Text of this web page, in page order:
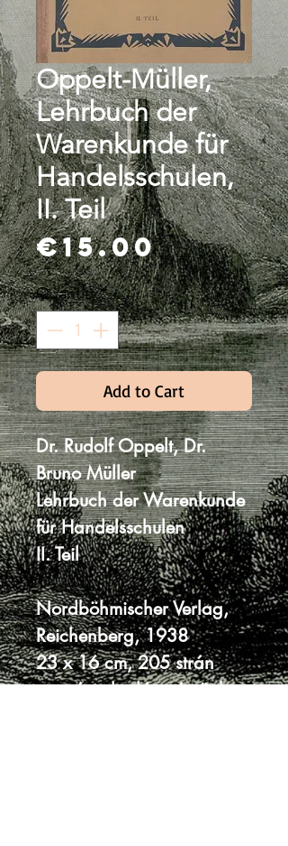
Oppelt-Müller,
Lehrbuch der
Warenkunde für
Handelsschulen,
II. Teil
€15.00Price
Quantity*
Add to Cart
Dr. Rudolf Oppelt, Dr.
Bruno Müller
Lehrbuch der Warenkunde
für Handelsschulen
II. Teil
Nordböhmischer Verlag,
Reichenberg, 1938
23 x 16 cm, 205 strán
pevná poloplátená väzba